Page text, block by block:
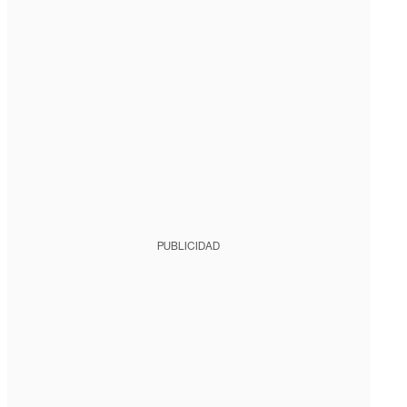
PUBLICIDAD